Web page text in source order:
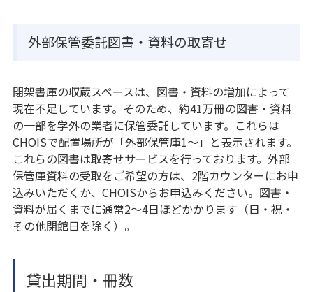
外部保管委託図書・資料の取寄せ
閉架書庫の収蔵スペースは、図書・資料の増加によって
現在不足しています。そのため、約41万冊の図書・資料
の一部を学外の業者に保管委託しています。これらは
CHOISで配置場所が「外部保管庫1〜」と表示されます。
これらの図書は取寄せサービスを行っております。外部
保管庫資料の受取をご希望の方は、2階カウンターにお申
込みいただくか、CHOISからお申込みください。図書・
資料が届くまでに通常2～4日ほどかかります（日・祝・
その他閉館日を除く）。
貸出期間・冊数